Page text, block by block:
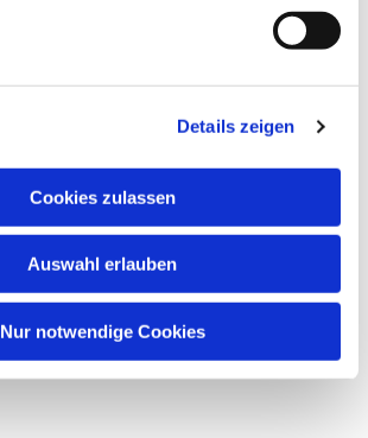
Details zeigen
Cookies zulassen
Auswahl erlauben
Nur notwendige Cookies